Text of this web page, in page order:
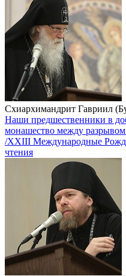
Схиархимандрит Гавриил
Наши предшественники в
монашество между
/XXIII Международные
чтения